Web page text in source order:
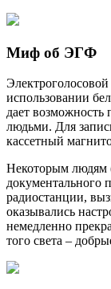
Миф об ЭГФ
использовании
дает
людьми. Для
кассетный
Некоторым людям
документального
радиостанции,
оказывались
немедленно
того света –